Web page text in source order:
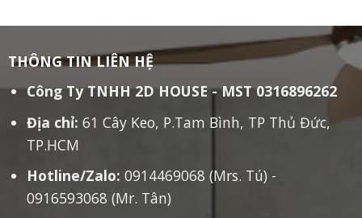
THÔNG TIN LIÊN HỆ
Công Ty TNHH 2D HOUSE - MST 0316896262
Địa chỉ: 61 Cây Keo, P.Tam Bình, TP Thủ Đức,
TP.HCM
Hotline/Zalo: 0914469068 (Mrs. Tú) -
0916593068 (Mr. Tân)